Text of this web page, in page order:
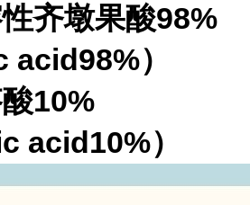
性齐墩果酸98%
acid98%）
酸10%
acid10%）